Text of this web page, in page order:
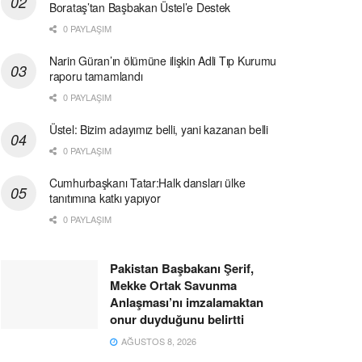
Borataş’tan Başbakan Üstel’e Destek
0 PAYLAŞIM
Narin Güran’ın ölümüne ilişkin Adli Tıp Kurumu
raporu tamamlandı
0 PAYLAŞIM
Üstel: Bizim adayımız belli, yani kazanan belli
0 PAYLAŞIM
Cumhurbaşkanı Tatar:Halk dansları ülke
tanıtımına katkı yapıyor
0 PAYLAŞIM
Pakistan Başbakanı Şerif,
Mekke Ortak Savunma
Anlaşması’nı imzalamaktan
onur duyduğunu belirtti
AĞUSTOS 8, 2026